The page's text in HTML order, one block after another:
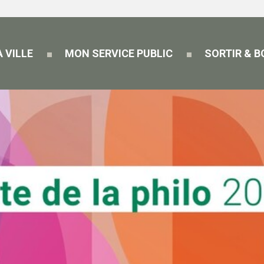
VILLE MON SERVICE PUBLIC SORTIR &